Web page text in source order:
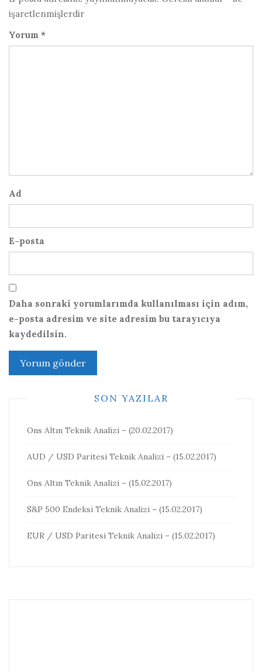
işaretlenmişlerdir
Yorum *
Ad
E-posta
Daha sonraki yorumlarımda kullanılması için adım,
e-posta adresim ve site adresim bu tarayıcıya
kaydedilsin.
SON YAZILAR
Ons Altın Teknik Analizi – (20.02.2017)
AUD / USD Paritesi Teknik Analizi – (15.02.2017)
Ons Altın Teknik Analizi – (15.02.2017)
S&P 500 Endeksi Teknik Analizi – (15.02.2017)
EUR / USD Paritesi Teknik Analizi – (15.02.2017)